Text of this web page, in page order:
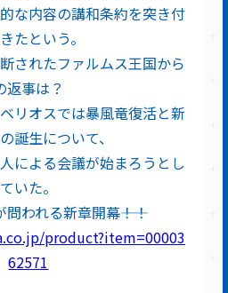
な内容の講和条約を突き付
たという。
されたファルムス王国から
返事は？
リオスでは暴風竜復活と新
誕生について、
による会議が始まろうとし
ていた。
われる新章開幕――！！
product?item=00003
62571